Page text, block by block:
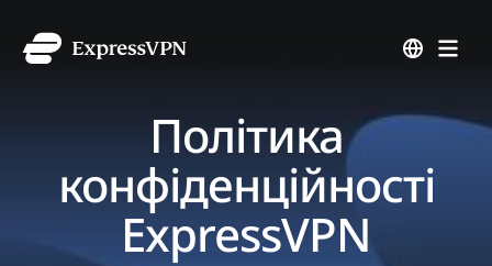
Політика
конфіденційності
ExpressVPN